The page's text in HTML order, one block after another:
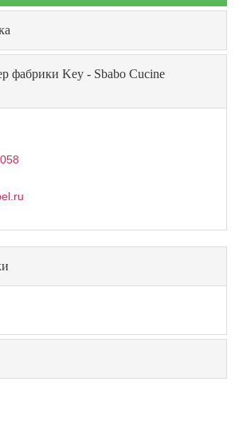
фабрики Key - Sbabo Cucine